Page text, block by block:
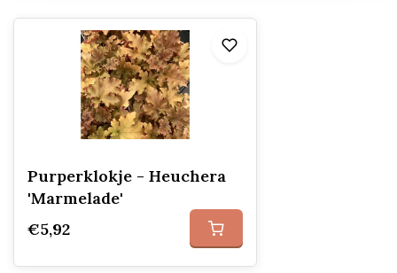
Purperklokje - Heuchera
'Marmelade'
€5,92